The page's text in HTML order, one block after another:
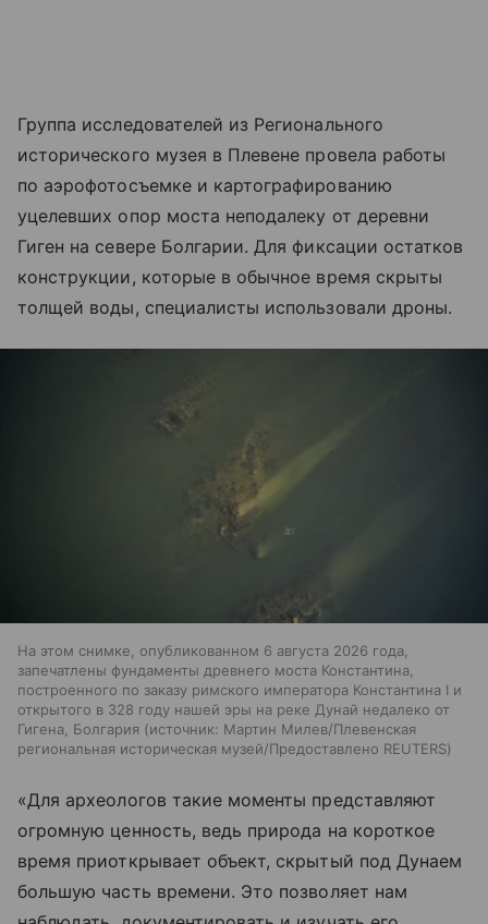
Группа исследователей из Регионального
исторического музея в Плевене провела работы
по аэрофотосъемке и картографированию
уцелевших опор моста неподалеку от деревни
Гиген на севере Болгарии. Для фиксации остатков
конструкции, которые в обычное время скрыты
толщей воды, специалисты использовали дроны.
На этом снимке, опубликованном 6 августа 2026 года,
запечатлены фундаменты древнего моста Константина,
построенного по заказу римского императора Константина I и
открытого в 328 году нашей эры на реке Дунай недалеко от
Гигена, Болгария
источник: Мартин Милев/Плевенская
региональная историческая музей/Предоставлено REUTERS
«Для археологов такие моменты представляют
огромную ценность, ведь природа на короткое
время приоткрывает объект, скрытый под Дунаем
большую часть времени. Это позволяет нам